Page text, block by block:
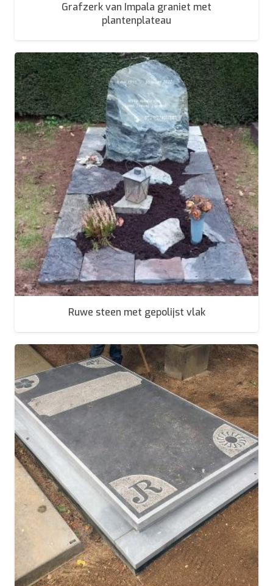
Grafzerk van Impala graniet met
plantenplateau
Ruwe steen met gepolijst vlak